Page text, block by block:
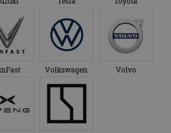
Volkswagen Volvo